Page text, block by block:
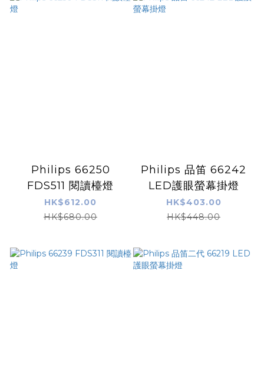
Philips 66250
FDS511 閱讀檯燈
HK$612.00
HK$680.00
Philips 品笛 66242
LED護眼螢幕掛燈
HK$403.00
HK$448.00